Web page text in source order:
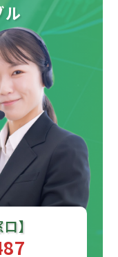
】